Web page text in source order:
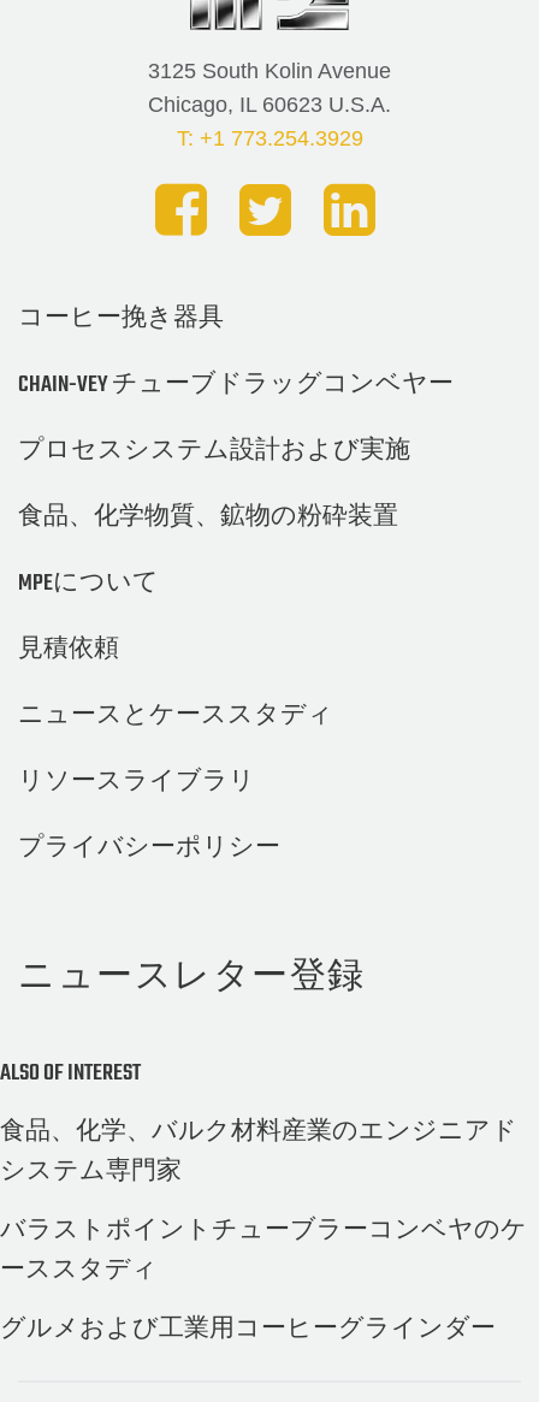
3125 South Kolin Avenue
Chicago, IL 60623 U.S.A.
T: +1 773.254.3929
コーヒー挽き器具
CHAIN-VEY チューブドラッグコンベヤー
プロセスシステム設計および実施
食品、化学物質、鉱物の粉砕装置
MPEについて
見積依頼
ニュースとケーススタディ
リソースライブラリ
プライバシーポリシー
ニュースレター登録
ALSO OF INTEREST
食品、化学、バルク材料産業のエンジニアド
システム専門家
バラストポイントチューブラーコンベヤのケ
ーススタディ
グルメおよび工業用コーヒーグラインダー